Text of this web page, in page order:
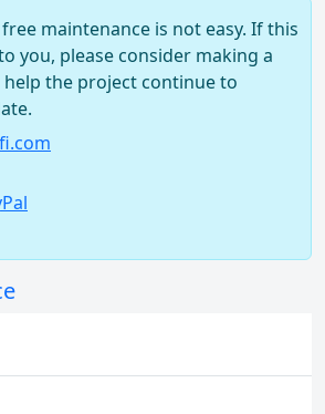
maintenance is not easy. If this
you, please consider making a
the project continue to